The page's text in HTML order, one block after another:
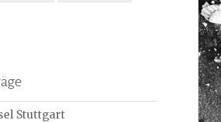
Stuttgart